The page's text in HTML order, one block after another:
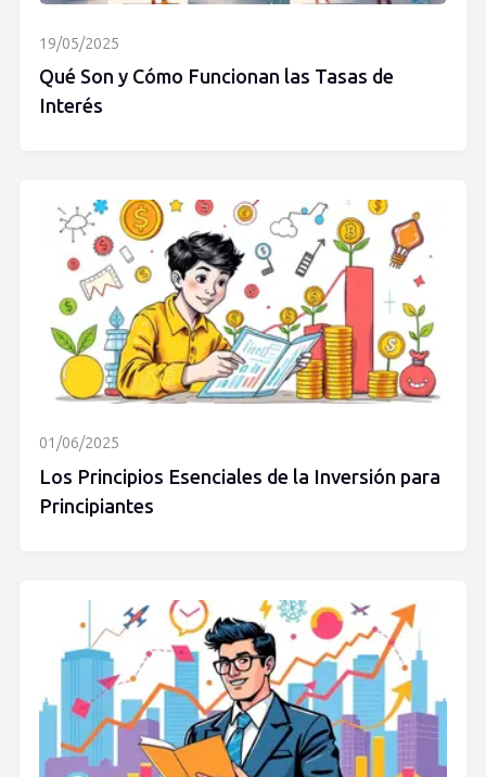
19/05/2025
Qué Son y Cómo Funcionan las Tasas de
Interés
01/06/2025
Los Principios Esenciales de la Inversión para
Principiantes